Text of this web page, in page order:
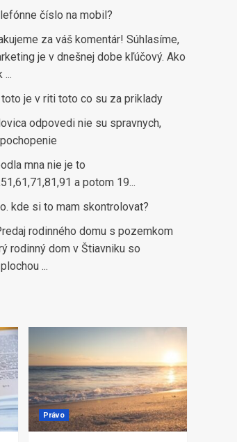
číslo na mobil?
za váš komentár! Súhlasíme,
je v dnešnej dobe kľúčový. Ako
...
je v riti toto co su za priklady
odpovedi nie su spravnych,
mna nie je to
a potom 19...
kde si to mam skontrolovat?
rodinného domu s pozemkom
rodinný dom v Štiavniku so
...
Právo